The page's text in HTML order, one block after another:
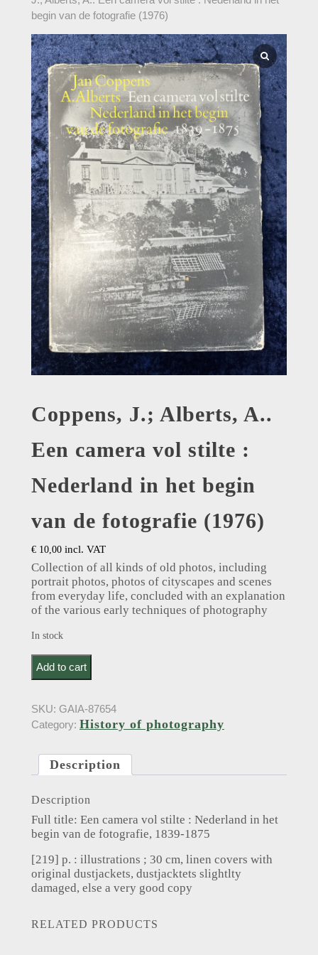
begin van de fotografie (1976)
Coppens, J.; Alberts, A..
Een camera vol stilte :
Nederland in het begin
van de fotografie (1976)
€ 10,00 incl. VAT
Collection of all kinds of old photos, including
portrait photos, photos of cityscapes and scenes
from everyday life, concluded with an explanation
of the various early techniques of photography
In stock
Coppens, J.; Alberts, A.. Een camera vol stilte :
Nederland in het begin van de fotografie (1976) quantity
Add to cart
SKU: GAIA-87654
Category: History of photography
Description
Description
Full title: Een camera vol stilte : Nederland in het
begin van de fotografie, 1839-1875
[219] p. : illustrations ; 30 cm, linen covers with
original dustjackets, dustjacktets slightlty
damaged, else a very good copy
RELATED PRODUCTS